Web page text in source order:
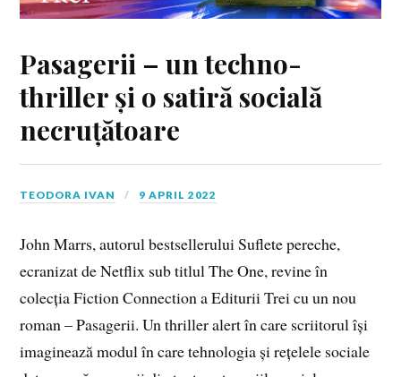
Pasagerii – un techno-
thriller și o satiră socială
necruțătoare
TEODORA IVAN 9 APRIL 2022
John Marrs, autorul bestsellerului Suflete pereche,
ecranizat de Netflix sub titlul The One, revine în
colecția Fiction Connection a Editurii Trei cu un nou
roman – Pasagerii. Un thriller alert în care scriitorul își
imaginează modul în care tehnologia și rețelele sociale